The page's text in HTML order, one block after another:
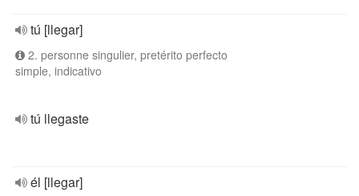
tú [llegar]
2. personne singulier, pretérito perfecto
simple, indicativo
tú llegaste
él [llegar]